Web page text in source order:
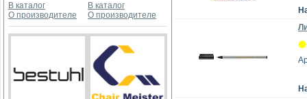
В каталог
О производителе
В каталог
О производителе